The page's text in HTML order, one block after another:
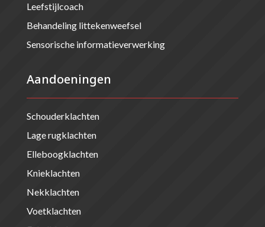
Leefstijlcoach
Behandeling littekenweefsel
Sensorische informatieverwerking
Aandoeningen
Schouderklachten
Lage rugklachten
Elleboogklachten
Knieklachten
Nekklachten
Voetklachten